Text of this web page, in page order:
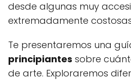
desde algunas muy
extremadamente
Te presentaremos una
principiantes sobre
de arte. Exploraremos